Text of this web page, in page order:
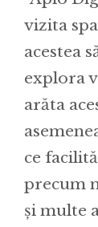
vizita
acestea
explora
arăta
ce
precum
și multe